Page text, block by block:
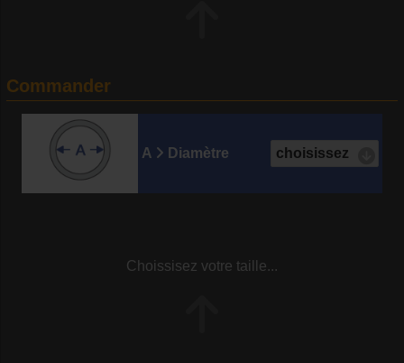
Commander
A Diamètre
Choissisez votre taille...